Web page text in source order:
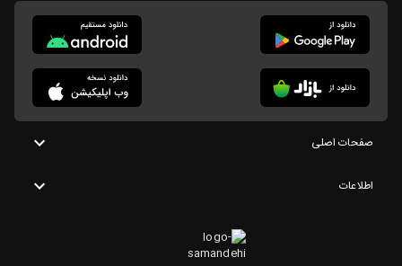
صفحات اصلی
اطلاعات